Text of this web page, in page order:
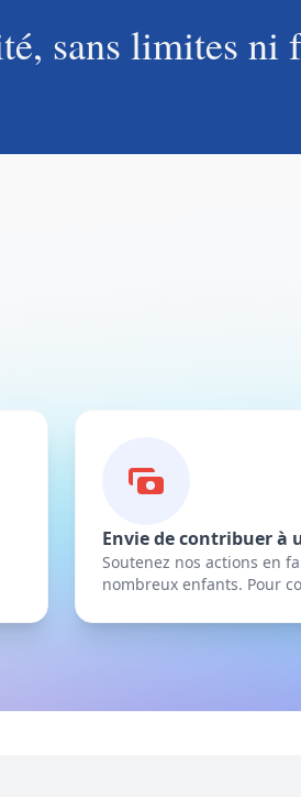
sans limites ni
Envie de contribuer à
Soutenez nos actions en
nombreux enfants. Pour